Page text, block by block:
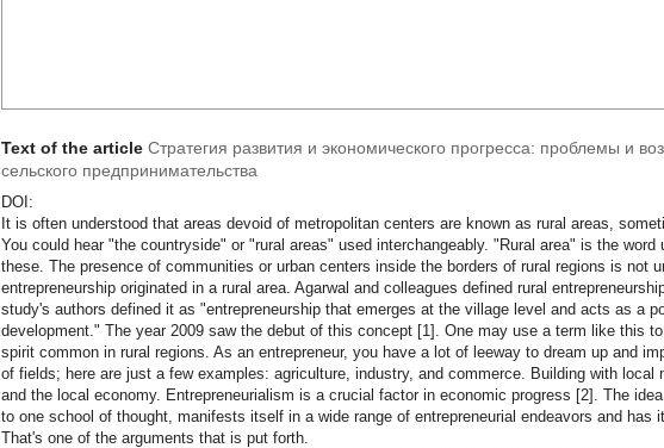
Text of the article Стратегия развития и экономического прогресса: проблемы и
сельского предпринимательства
DOI:
It is often understood that areas devoid of metropolitan centers are known as rural areas,
You could hear "the countryside" or "rural areas" used interchangeably. "Rural area" is the
these. The presence of communities or urban centers inside the borders of rural regions is not
entrepreneurship originated in a rural area. Agarwal and colleagues defined rural
study's authors defined it as "entrepreneurship that emerges at the village level and acts as a
development." The year 2009 saw the debut of this concept [1]. One may use a term like this
spirit common in rural regions. As an entrepreneur, you have a lot of leeway to dream up and
of fields; here are just a few examples: agriculture, industry, and commerce. Building with local
and the local economy. Entrepreneurialism is a crucial factor in economic progress [2]. The
to one school of thought, manifests itself in a wide range of entrepreneurial endeavors and has
That's one of the arguments that is put forth.